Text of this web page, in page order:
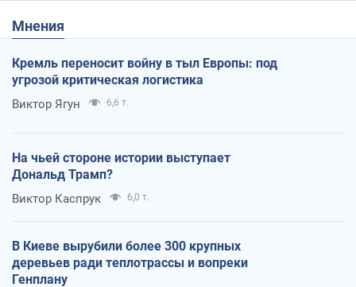
Мнения
Кремль переносит войну в тыл Европы: под
угрозой критическая логистика
Виктор Ягун 6,6 т.
На чьей стороне истории выступает
Дональд Трамп?
Виктор Каспрук 6,0 т.
В Киеве вырубили более 300 крупных
деревьев ради теплотрассы и вопреки
Генплану